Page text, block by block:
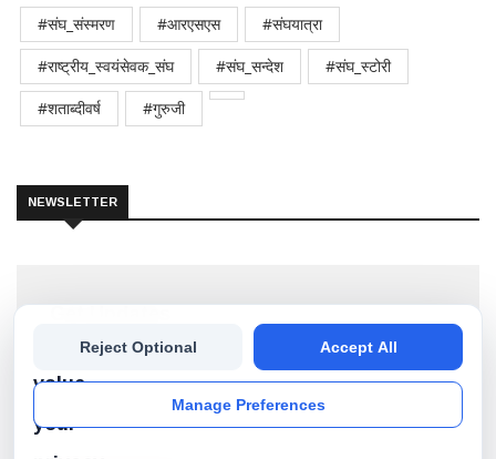
#संघ_संस्मरण #आरएसएस
#संघयात्रा
#राष्ट्रीय_स्वयंसेवक_संघ
#संघ_सन्देश
#संघ_स्टोरी
#शताब्दीवर्ष
#गुरुजी
NEWSLETTER
Subscribe our newsletter to get the best stories into
your inbox!
value
your
Manage Preferences
Reject Optional Accept All